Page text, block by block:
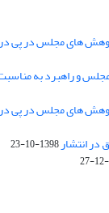
های مجلس در پی
و راهبرد به
های مجلس در پی
در انتشار1398-10-23